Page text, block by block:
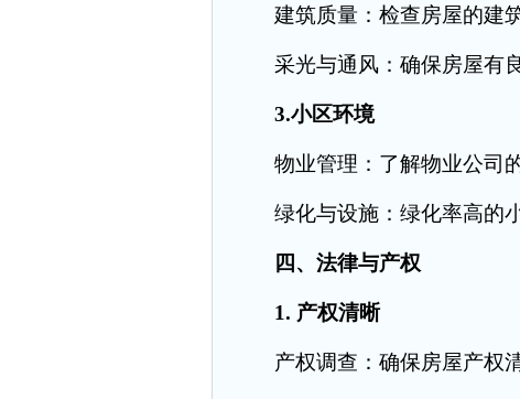
建筑质量：检查房屋的建筑
采光与通风：确保房屋有良
3.小区环境
物业管理：了解物业公司的
绿化与设施：绿化率高的小
四、法律与产权
1. 产权清晰
产权调查：确保房屋产权清